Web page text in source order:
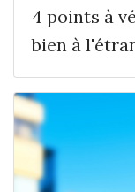
4 points à
bien à